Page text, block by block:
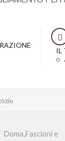
IL
0
Doma,Fascioni e